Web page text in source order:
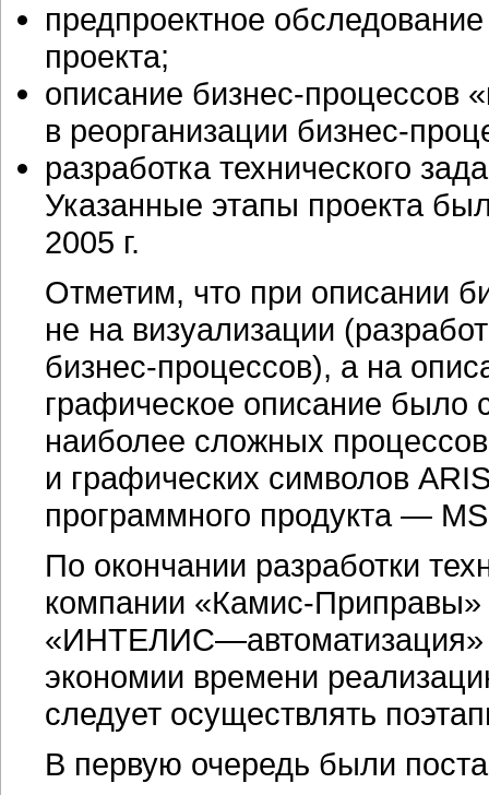
предпроектное
проекта;
описание бизнес-процессов
в реорганизации бизнес-
разработка технического
Указанные этапы проекта
2005 г.
Отметим, что при описании
не на визуализации
бизнес-процессов), а на
графическое описание было
наиболее сложных
и графических символов
программного продукта —
По окончании разработки
компании «Камис-Приправы»
«ИНТЕЛИС—автоматизация»
экономии времени
следует осуществлять
В первую очередь были